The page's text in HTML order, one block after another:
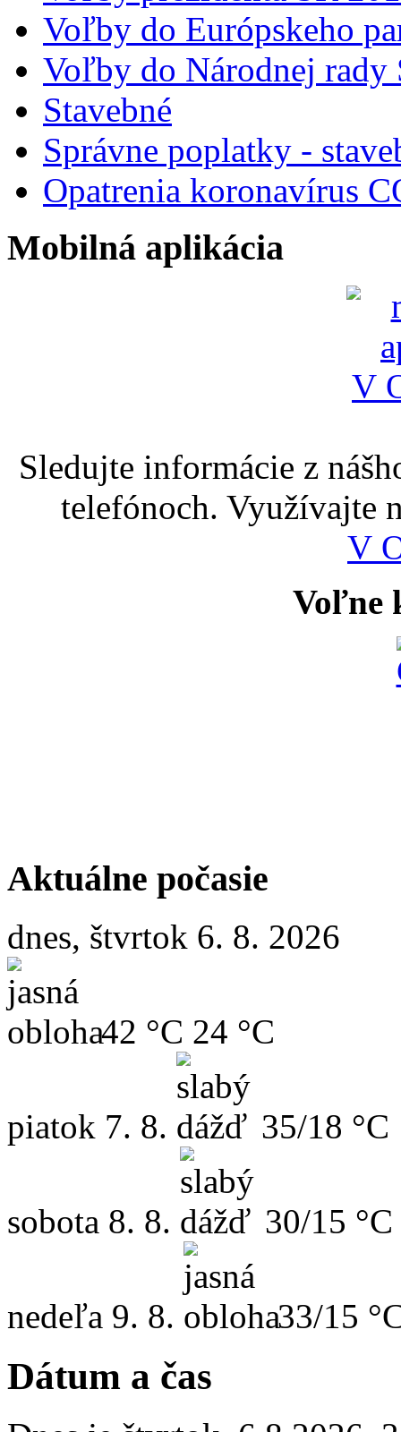
Voľby do Európskeho
Voľby do Národnej
Stavebné
Správne poplatky -
Opatrenia koronavírus
Mobilná aplikácia
Sledujte informácie z
telefónoch. Využívajte
V
Voľne
Aktuálne počasie
dnes, štvrtok 6. 8. 2026
42 °C 24 °C
piatok 7. 8. 35/18 °C
sobota 8. 8. 30/15 °C
nedeľa 9. 8. 33/15
Dátum a čas